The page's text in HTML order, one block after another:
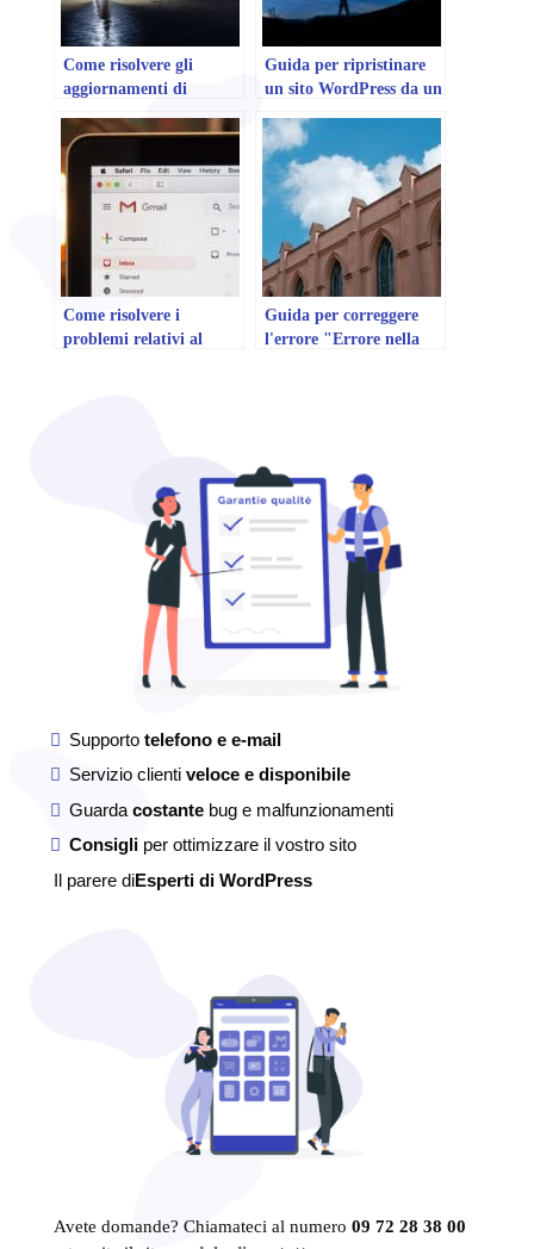
Come risolvere gli
aggiornamenti di
Guida per ripristinare
un sito WordPress da un
Come risolvere i
problemi relativi al
Guida per correggere
l'errore "Errore nella
Supportotelefono e e-mail
Servizio clienti veloce e disponibile
Guarda costantebug e malfunzionamenti
Consigliper ottimizzare il vostro sito
Il parere diEsperti di WordPress
Avete domande? Chiamateci al numero 09 72 28 38 00